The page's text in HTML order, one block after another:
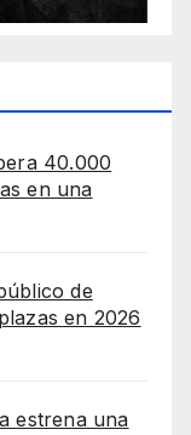
40.000
en una
de
en 2026
estrena una